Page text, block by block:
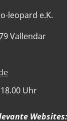
leopard e.K.
Vallendar
Uhr
Websites: